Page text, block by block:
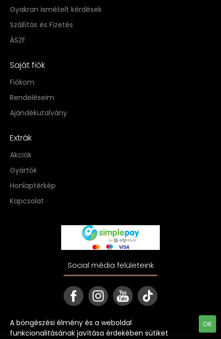
Gyakran ismételt kérdések
Szállítás és Fizetés
ÁSZF
Saját fiók
Fiókom
Rendeléseim
Ajándékutalvány
Extrák
Akciók
Gyártók
Honlaptérkép
Kapcsolat
Social média felületeink
OK
A böngészési élmény és a weboldal
funkcionalitásának javítása érdekében sütiket